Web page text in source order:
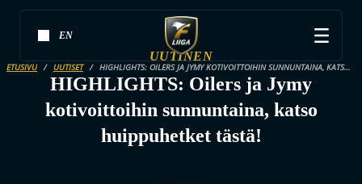
EN
ETUSIVU UUTISET HIGHLIGHTS: OILERS JA JYMY KOTIVOITTOIHIN SUNNUNTAINA, KATSO HUIPPUHETKET TÄSTÄ!
UUTINEN
HIGHLIGHTS: Oilers ja Jymy
kotivoittoihin sunnuntaina, katso
huippuhetket tästä!